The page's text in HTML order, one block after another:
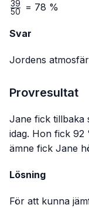
\frac{39}
50
39 = 78 %
Svar
Jordens
Provresultat
Jane fick tillbaka
idag. Hon fick 92
ämne fick Jane
Lösning
För att kunna